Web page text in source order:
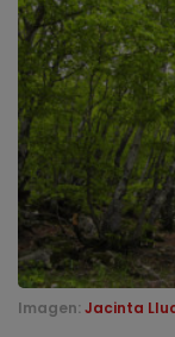
Imagen: Jacinta